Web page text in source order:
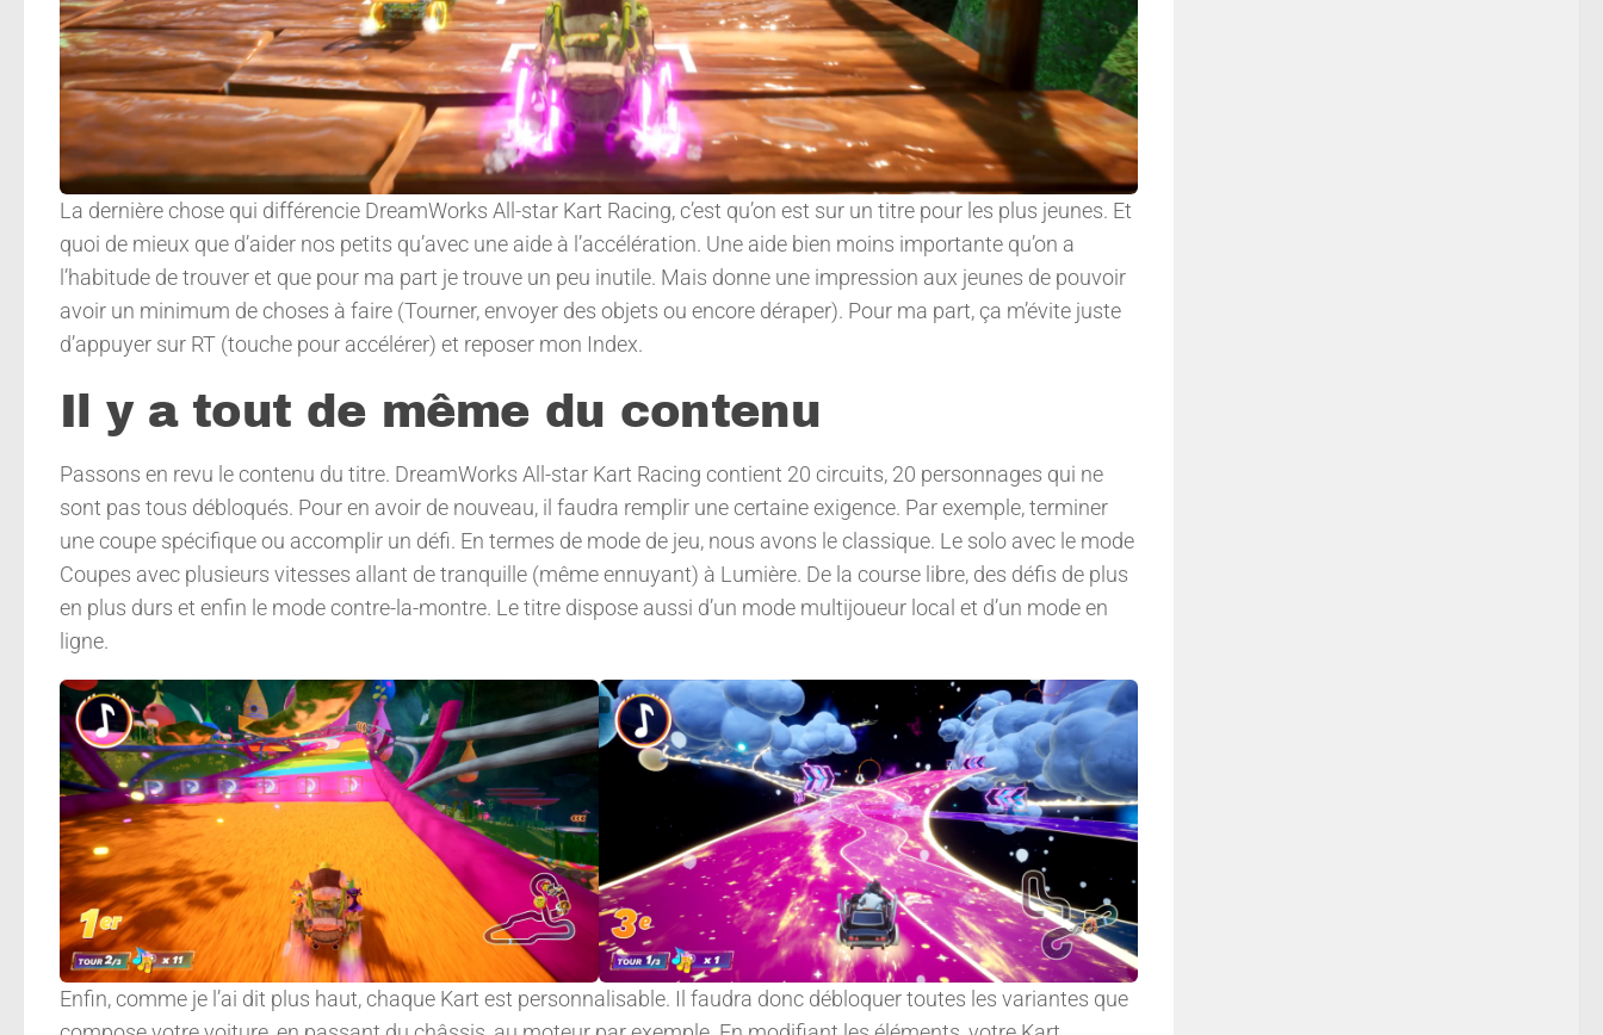
La dernière chose qui différencie DreamWorks All-star Kart Racing, c’est qu’on est sur un titre pour les plus jeunes. Et
quoi de mieux que d’aider nos petits qu’avec une aide à l’accélération. Une aide bien moins importante qu’on a
l’habitude de trouver et que pour ma part je trouve un peu inutile. Mais donne une impression aux jeunes de pouvoir
avoir un minimum de choses à faire (Tourner, envoyer des objets ou encore déraper). Pour ma part, ça m’évite juste
d’appuyer sur RT (touche pour accélérer) et reposer mon Index.
Il y a tout de même du contenu
Passons en revu le contenu du titre. DreamWorks All-star Kart Racing contient 20 circuits, 20 personnages qui ne
sont pas tous débloqués. Pour en avoir de nouveau, il faudra remplir une certaine exigence. Par exemple, terminer
une coupe spécifique ou accomplir un défi. En termes de mode de jeu, nous avons le classique. Le solo avec le mode
Coupes avec plusieurs vitesses allant de tranquille (même ennuyant) à Lumière. De la course libre, des défis de plus
en plus durs et enfin le mode contre-la-montre. Le titre dispose aussi d’un mode multijoueur local et d’un mode en
ligne.
Enfin, comme je l’ai dit plus haut, chaque Kart est personnalisable. Il faudra donc débloquer toutes les variantes que